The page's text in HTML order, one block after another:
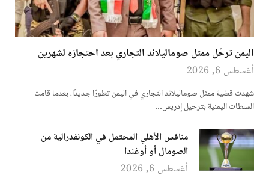
اليمن ترحّل ممثل صوماليلاند التجاري بعد احتجازه لشهرين
أغسطس 6, 2026
شهدت قضية ممثل صوماليلاند التجاري في اليمن تطورًا جديدًا، بعدما قامت
السلطات اليمنية بترحيل إدريس…
منافس الأهلي المحتمل في الكونفدرالية من
الصومال أو أوغندا
أغسطس 6, 2026